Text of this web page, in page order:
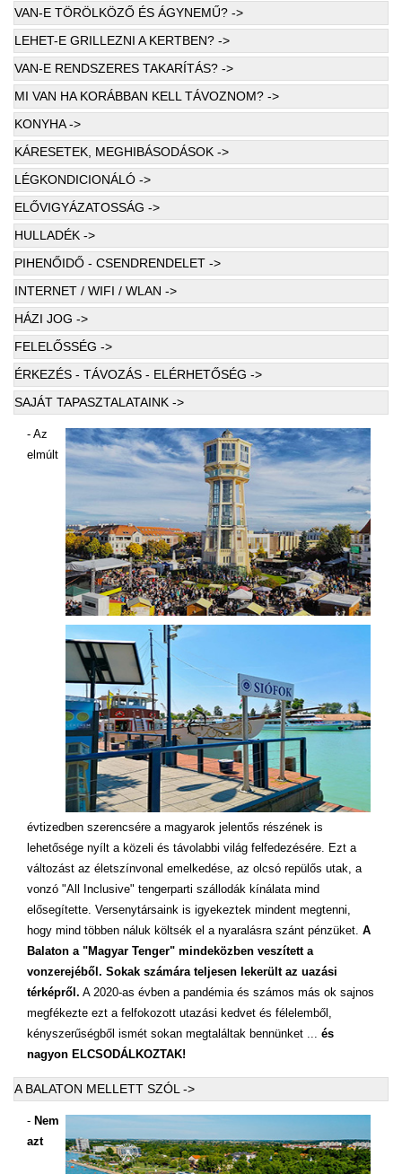
VAN-E TÖRÖLKÖZŐ ÉS ÁGYNEMŰ? ->
LEHET-E GRILLEZNI A KERTBEN? ->
VAN-E RENDSZERES TAKARÍTÁS? ->
MI VAN HA KORÁBBAN KELL TÁVOZNOM? ->
KONYHA ->
KÁRESETEK, MEGHIBÁSODÁSOK ->
LÉGKONDICIONÁLÓ ->
ELŐVIGYÁZATOSSÁG ->
HULLADÉK ->
PIHENŐIDŐ - CSENDRENDELET ->
INTERNET / WIFI / WLAN ->
HÁZI JOG ->
FELELŐSSÉG ->
ÉRKEZÉS - TÁVOZÁS - ELÉRHETŐSÉG ->
SAJÁT TAPASZTALATAINK ->
- Az
elmúlt
évtizedben szerencsére a magyarok jelentős részének is
lehetősége nyílt a közeli és távolabbi világ felfedezésére. Ezt a
változást az életszínvonal emelkedése, az olcsó repülős utak, a
vonzó "All Inclusive" tengerparti szállodák kínálata mind
elősegítette. Versenytársaink is igyekeztek mindent megtenni,
hogy mind többen náluk költsék el a nyaralásra szánt pénzüket. A
Balaton a "Magyar Tenger" mindeközben veszített a
vonzerejéből. Sokak számára teljesen lekerült az uazási
térképről. A 2020-as évben a pandémia és számos más ok sajnos
megfékezte ezt a felfokozott utazási kedvet és félelemből,
kényszerűségből ismét sokan megtaláltak bennünket ... és
nagyon ELCSODÁLKOZTAK!
A BALATON MELLETT SZÓL ->
- Nem
azt